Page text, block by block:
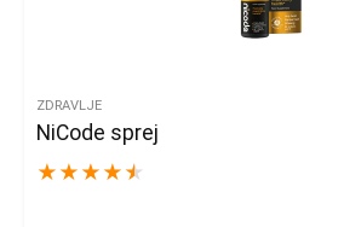
ZDRAVLJE
NiCode sprej
★ ★ ★ ★ ★